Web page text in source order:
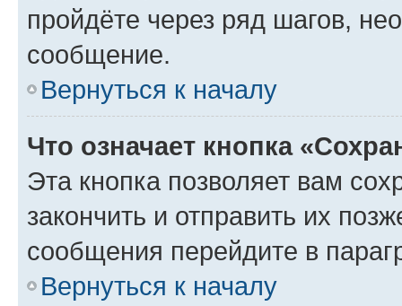
пройдёте через ряд шагов,
сообщение.
Вернуться к началу
Что означает кнопка
Эта кнопка позволяет вам
закончить и отправить их
сообщения перейдите в
Вернуться к началу